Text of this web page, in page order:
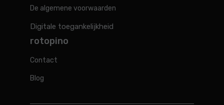
De algemene voorwaarden
Digitale toegankelijkheid
rotopino
Contact
Blog